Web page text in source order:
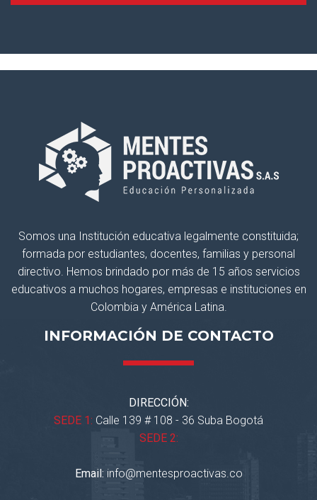
Somos una Institución educativa legalmente constituida;
formada por estudiantes, docentes, familias y personal
directivo. Hemos brindado por más de 15 años servicios
educativos a muchos hogares, empresas e instituciones en
Colombia y América Latina.
INFORMACIÓN DE CONTACTO
DIRECCIÓN:
SEDE 1: Calle 139 # 108 - 36 Suba Bogotá
SEDE 2:
Email: info@mentesproactivas.co